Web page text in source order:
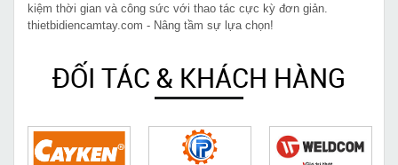
kiệm thời gian và công sức với thao tác cực kỳ đơn giản.
thietbidiencamtay.com - Nâng tầm sự lựa chọn!
ĐỐI TÁC & KHÁCH HÀNG